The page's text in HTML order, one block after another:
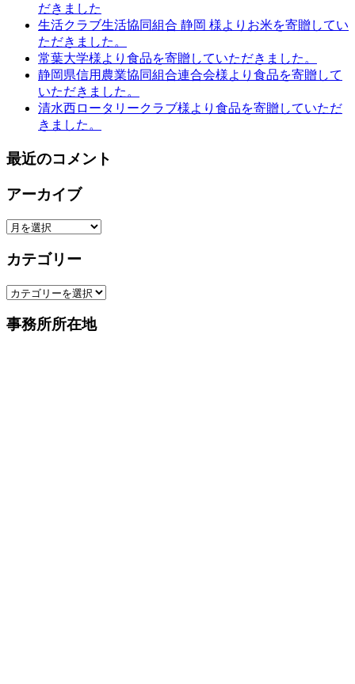
だきました
生活クラブ生活協同組合 静岡 様よりお米を寄贈してい
ただきました。
常葉大学様より食品を寄贈していただきました。
静岡県信用農業協同組合連合会様より食品を寄贈して
いただきました。
清水西ロータリークラブ様より食品を寄贈していただ
きました。
最近のコメント
アーカイブ
ア
カ
ブ
カテゴリー
カ
ゴ
事務所所在地